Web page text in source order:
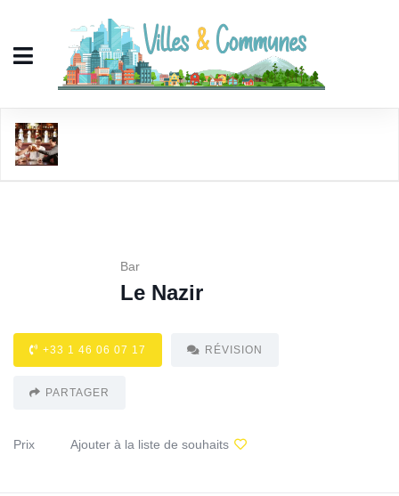
Bar
Le Nazir
+33 1 46 06 07 17 RÉVISION
PARTAGER
Prix Ajouter à la liste de souhaits